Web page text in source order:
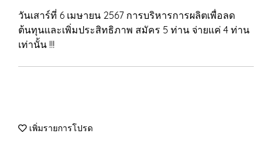
วันเสาร์ที่ 6 เมษายน 2567 การบริหารการผลิตเพื่อลด
ต้นทุนและเพิ่มประสิทธิภาพ สมัคร 5 ท่าน จ่ายแค่ 4 ท่าน
เท่านั้น !!!
เพิ่มรายการโปรด